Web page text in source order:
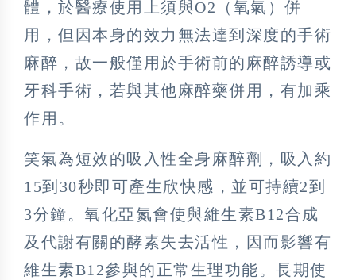
體，於醫療使用上須與O2（氧氣）併
用，但因本身的效力無法達到深度的手術
麻醉，故一般僅用於手術前的麻醉誘導或
牙科手術，若與其他麻醉藥併用，有加乘
作用。
笑氣為短效的吸入性全身麻醉劑，吸入約
15到30秒即可產生欣快感，並可持續2到
3分鐘。氧化亞氮會使與維生素B12合成
及代謝有關的酵素失去活性，因而影響有
維生素B12參與的正常生理功能。長期使